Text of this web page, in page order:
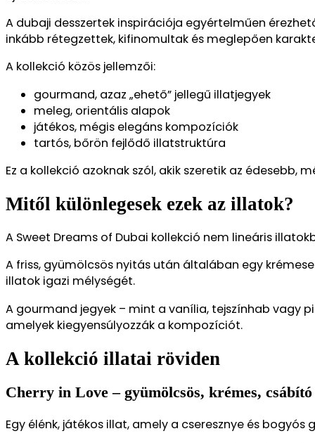
A dubaji desszertek inspirációja egyértelműen
inkább rétegzettek, kifinomultak és meglepően
A kollekció közös jellemzői:
gourmand, azaz „ehető” jellegű illatjegyek
meleg, orientális alapok
játékos, mégis elegáns kompozíciók
tartós, bőrön fejlődő illatstruktúra
Ez a kollekció azoknak szól, akik szeretik az
Mitől különlegesek ezek az illatok?
A Sweet Dreams of Dubai kollekció nem lineáris
A friss, gyümölcsös nyitás után általában egy
illatok igazi mélységét.
A gourmand jegyek – mint a vanília, tejszínhab vagy
amelyek kiegyensúlyozzák a kompozíciót.
A kollekció illatai röviden
Cherry in Love – gyümölcsös, krémes, csábító
Egy élénk, játékos illat, amely a cseresznye és